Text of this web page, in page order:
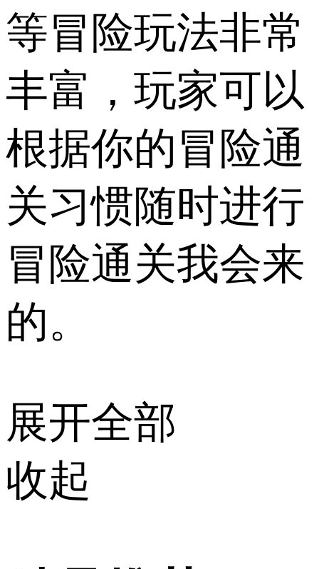
等冒险玩法非常
丰富，玩家可以
根据你的冒险通
关习惯随时进行
冒险通关我会来
的。
展开全部
收起